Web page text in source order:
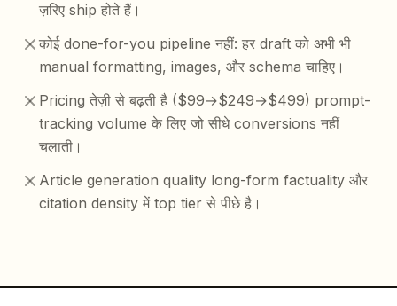
ज़रिए ship होते हैं।
कोई done-for-you pipeline नहीं: हर draft को अभी भी
manual formatting, images, और schema चाहिए।
Pricing तेज़ी से बढ़ती है ($99→$249→$499) prompt-
tracking volume के लिए जो सीधे conversions नहीं
चलाती।
Article generation quality long-form factuality और
citation density में top tier से पीछे है।